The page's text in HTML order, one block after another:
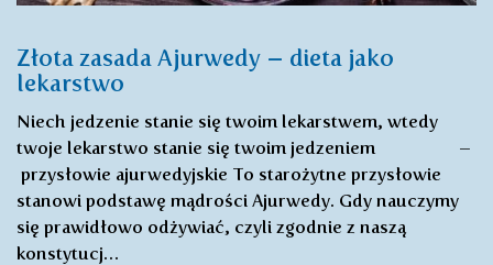
Złota zasada Ajurwedy – dieta jako
lekarstwo
Niech jedzenie stanie się twoim lekarstwem, wtedy
twoje lekarstwo stanie się twoim jedzeniem –
przysłowie ajurwedyjskie To starożytne przysłowie
stanowi podstawę mądrości Ajurwedy. Gdy nauczymy
się prawidłowo odżywiać, czyli zgodnie z naszą
konstytucj…